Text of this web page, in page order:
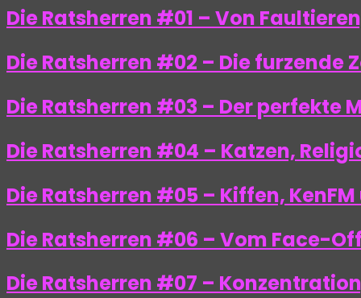
Die Ratsherren #01 – Von
Die Ratsherren #02 – Die
Die Ratsherren #03 – Der perfekte
Die Ratsherren #04 – Katzen,
Die Ratsherren #05 – Kiffen,
Die Ratsherren #06 – Vom Face-
Die Ratsherren #07 –